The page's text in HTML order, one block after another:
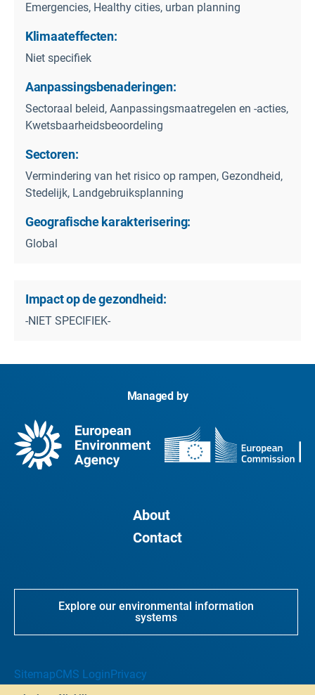
Emergencies, Healthy cities, urban planning
Klimaateffecten:
Niet specifiek
Aanpassingsbenaderingen:
Sectoraal beleid, Aanpassingsmaatregelen en -acties,
Kwetsbaarheidsbeoordeling
Sectoren:
Vermindering van het risico op rampen, Gezondheid,
Stedelijk, Landgebruiksplanning
Geografische karakterisering:
Global
Impact op de gezondheid:
-NIET SPECIFIEK-
Managed by
About
Contact
Explore our environmental information
systems
SitemapCMS LoginPrivacy